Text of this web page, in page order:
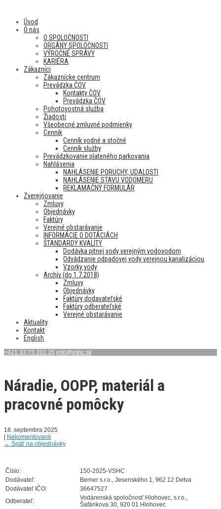
Úvod
O nás
O SPOLOČNOSTI
ORGÁNY SPOLOČNOSTI
VÝROČNÉ SPRÁVY
KARIÉRA
Zákazníci
Zákaznícke centrum
Prevádzka ČOV
Kontakty ČOV
Prevádzka ČOV
Pohotovostná služba
Žiadosti
Všeobecné zmluvné podmienky
Cenník
Cenník vodné a stočné
Cenník služby
Prevádzkovanie plateného parkovania
Nahlásenia
NAHLÁSENIE PORUCHY, UDALOSTI
NAHLÁSENIE STAVU VODOMERU
REKLAMAČNÝ FORMULÁR
Zverejňovanie
Zmluvy
Objednávky
Faktúry
Verejné obstarávanie
INFORMÁCIE O DOTÁCIÁCH
ŠTANDARDY KVALITY
Dodávka pitnej vody verejným vodovodom
Odvádzanie odpadovej vody verejnou kanalizáciou
Vzorky vody
Archív (do 1.7.2018)
Zmluvy
Objednávky
Faktúry dodavateľské
Faktúry odberateľské
Verejné obstarávanie
Aktuality
Kontakt
English
+421 33 73 201 35 info@vshc.sk
Náradie, OOPP, materiál a
pracovné pomôcky
18. septembra 2025
Nekomentované
← Späť na objednávky
Číslo:
150-2025-VSHC
Dodávateľ:
Berner s.r.o., Jesenského 1, 962 12 Detva
Dodávateľ IČO:
36647527
Odberateľ:
Vodárenská spoločnosť Hlohovec, s.r.o.,
Šafárikova 30, 920 01 Hlohovec